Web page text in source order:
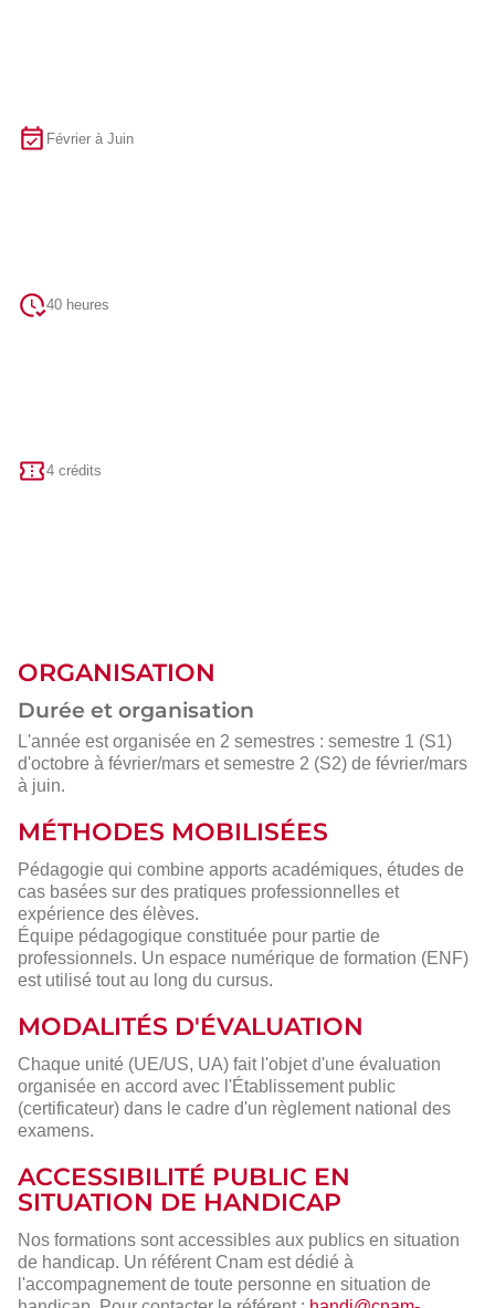
Février à Juin
40 heures
4 crédits
ORGANISATION
Durée et organisation
L'année est organisée en 2 semestres : semestre 1 (S1)
d'octobre à février/mars et semestre 2 (S2) de février/mars
à juin.
MÉTHODES MOBILISÉES
Pédagogie qui combine apports académiques, études de
cas basées sur des pratiques professionnelles et
expérience des élèves.
Équipe pédagogique constituée pour partie de
professionnels. Un espace numérique de formation (ENF)
est utilisé tout au long du cursus.
MODALITÉS D'ÉVALUATION
Chaque unité (UE/US, UA) fait l'objet d'une évaluation
organisée en accord avec l'Établissement public
(certificateur) dans le cadre d'un règlement national des
examens.
ACCESSIBILITÉ PUBLIC EN
SITUATION DE HANDICAP
Nos formations sont accessibles aux publics en situation
de handicap. Un référent Cnam est dédié à
l'accompagnement de toute personne en situation de